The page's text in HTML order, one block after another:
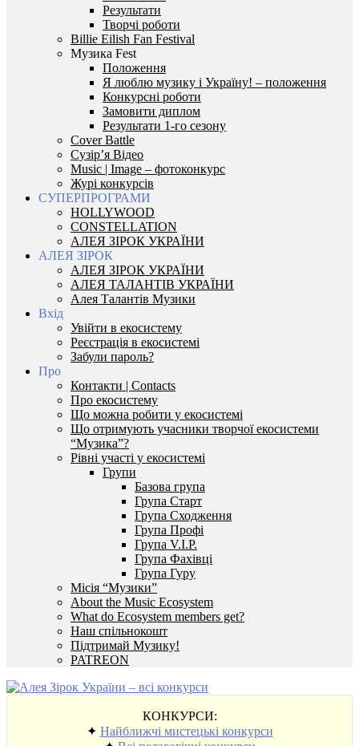
Результати
Творчі роботи
Billie Eilish Fan Festival
Музика Fest
Положення
Я люблю музику і Україну! – положення
Конкурсні роботи
Замовити диплом
Результати 1-го сезону
Cover Battle
Сузір’я Відео
Music | Image – фотоконкурс
Журі конкурсів
СУПЕРПРОГРАМИ
HOLLYWOOD
CONSTELLATION
АЛЕЯ ЗІРОК УКРАЇНИ
АЛЕЯ ЗІРОК
АЛЕЯ ЗІРОК УКРАЇНИ
АЛЕЯ ТАЛАНТІВ УКРАЇНИ
Алея Талантів Музики
Вхід
Увійти в екосистему
Реєстрація в екосистемі
Забули пароль?
Про
Контакти | Contacts
Про екосистему
Що можна робити у екосистемі
Що отримують учасники творчої екосистеми
“Музика”?
Рівні участі у екосистемі
Групи
Базова група
Група Старт
Група Сходження
Група Профі
Група V.I.P.
Група Фахівці
Група Гуру
Місія “Музики”
About the Music Ecosystem
What do Ecosystem members get?
Наш спільнокошт
Підтримай Музику!
PATREON
КОНКУРСИ:
✦ Найближчі мистецькі конкурси